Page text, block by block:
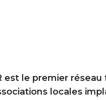
est le premier
locales